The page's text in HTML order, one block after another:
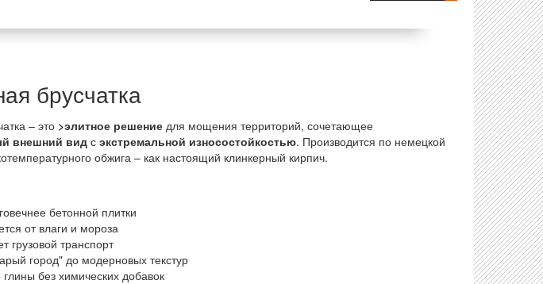
брусчатка
– это >элитное решениедля мощения территорий, сочетающее
внешний видс экстремальной износостойкостью. Производится по немецкой
обжига – как настоящий клинкерный кирпич.
бетонной плитки
от влаги и мороза
грузовой транспорт
город" до модерновых текстур
без химических добавок